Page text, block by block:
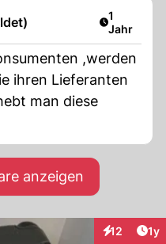
Artikel
1
Jahr
,werden
ihren Lieferanten
man diese
anzeigen
12 1y